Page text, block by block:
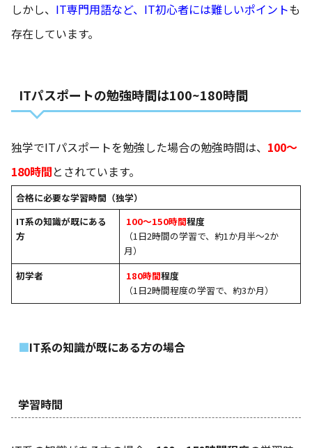
しかし、 IT専門用語など、IT初心者には難しいポイントも
存在しています。
ITパスポートの勉強時間は100~180時間
独学でITパスポートを勉強した場合の勉強時間は、 100～
180時間とされています。
合格に必要な学習時間（独学）
IT系の知識が既にある
方
100～150時間程度
（1日2時間の学習で、約1か月半～2か
月）
初学者
180時間程度
（1日2時間程度の学習で、約3か月）
IT系の知識が既にある方の場合
学習時間